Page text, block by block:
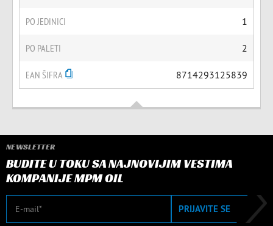
PO JEDINICI 1
PO PALETI 2
EAN ŠIFRA 8714293125839
NEWSLETTER
BUDITE U TOKU SA NAJNOVIJIM VESTIMA
KOMPANIJE MPM OIL
E-mail PRIJAVITE SE